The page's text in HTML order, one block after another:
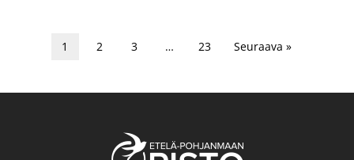
1 2 3 … 23 Seuraava »